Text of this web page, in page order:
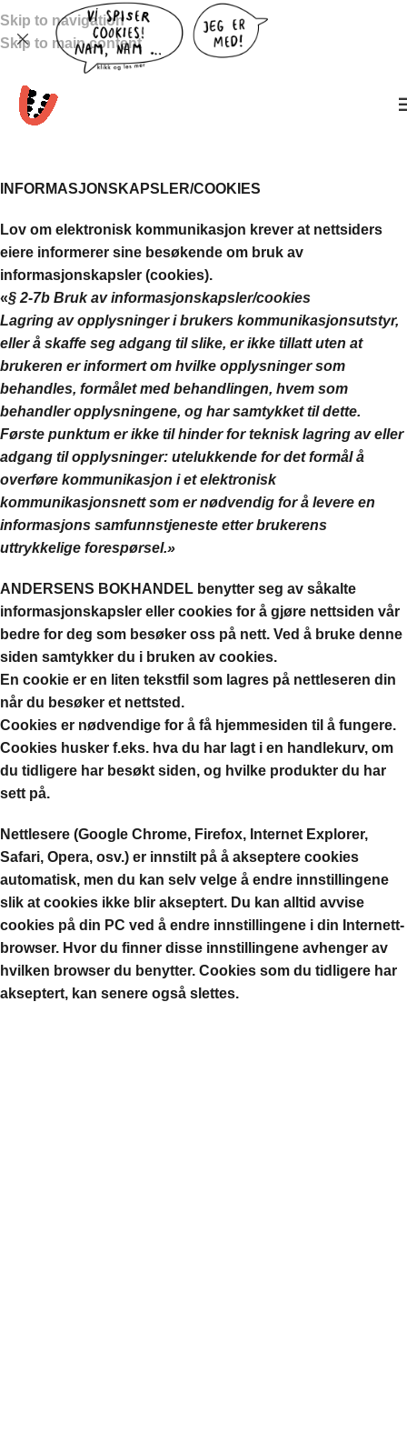
Skip to navigation
Skip to main content
INFORMASJONSKAPSLER/COOKIES
Lov om elektronisk kommunikasjon krever at nettsiders
eiere informerer sine besøkende om bruk av
informasjonskapsler (cookies).
«§ 2-7b Bruk av informasjonskapsler/cookies
Lagring av opplysninger i brukers kommunikasjonsutstyr,
eller å skaffe seg adgang til slike, er ikke tillatt uten at
brukeren er informert om hvilke opplysninger som
behandles, formålet med behandlingen, hvem som
behandler opplysningene, og har samtykket til dette.
Første punktum er ikke til hinder for teknisk lagring av eller
adgang til opplysninger: utelukkende for det formål å
overføre kommunikasjon i et elektronisk
kommunikasjonsnett som er nødvendig for å levere en
informasjons samfunnstjeneste etter brukerens
uttrykkelige forespørsel.»
ANDERSENS BOKHANDEL benytter seg av såkalte
informasjonskapsler eller cookies for å gjøre nettsiden vår
bedre for deg som besøker oss på nett. Ved å bruke denne
siden samtykker du i bruken av cookies.
En cookie er en liten tekstfil som lagres på nettleseren din
når du besøker et nettsted.
Cookies er nødvendige for å få hjemmesiden til å fungere.
Cookies husker f.eks. hva du har lagt i en handlekurv, om
du tidligere har besøkt siden, og hvilke produkter du har
sett på.
Nettlesere (Google Chrome, Firefox, Internet Explorer,
Safari, Opera, osv.) er innstilt på å akseptere cookies
automatisk, men du kan selv velge å endre innstillingene
slik at cookies ikke blir akseptert. Du kan alltid avvise
cookies på din PC ved å endre innstillingene i din Internett-
browser. Hvor du finner disse innstillingene avhenger av
hvilken browser du benytter. Cookies som du tidligere har
akseptert, kan senere også slettes.